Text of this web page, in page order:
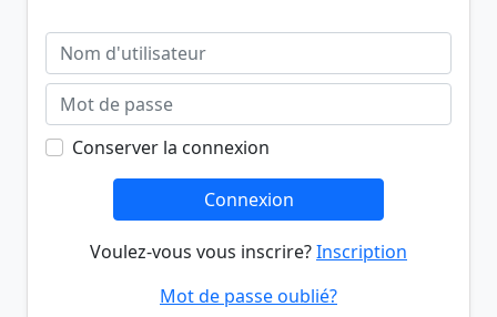
Conserver la connexion
Connexion
Voulez-vous vous inscrire?Inscription
Mot de passe oublié?